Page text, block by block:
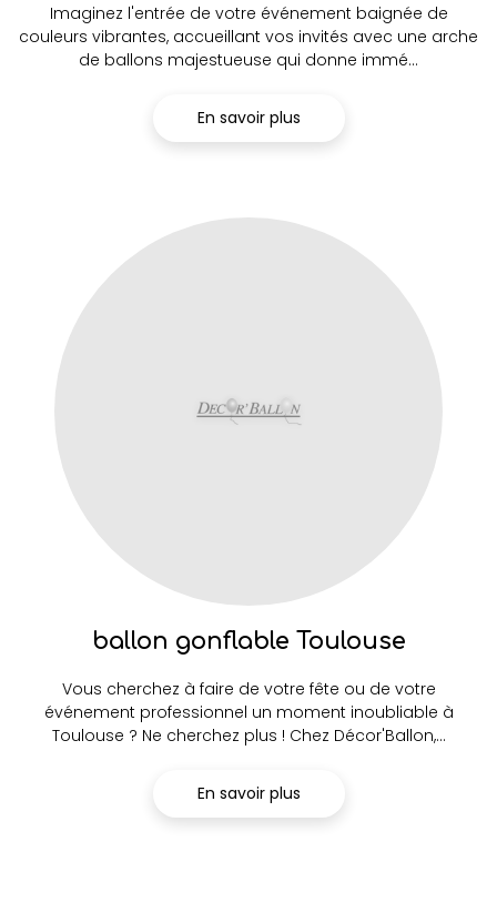
Imaginez l'entrée de votre événement baignée de
couleurs vibrantes, accueillant vos invités avec une arche
de ballons majestueuse qui donne immé...
En savoir plus
ballon gonflable Toulouse
Vous cherchez à faire de votre fête ou de votre
événement professionnel un moment inoubliable à
Toulouse ? Ne cherchez plus ! Chez Décor'Ballon,...
En savoir plus